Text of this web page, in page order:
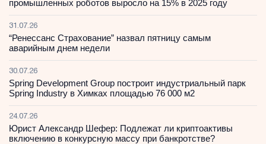
промышленных роботов выросло на 15% в 2025 году
31.07.26
“Ренессанс Страхование” назвал пятницу самым
аварийным днем недели
30.07.26
Spring Development Group построит индустриальный парк
Spring Industry в Химках площадью 76 000 м2
24.07.26
Юрист Александр Шефер: Подлежат ли криптоактивы
включению в конкурсную массу при банкротстве?